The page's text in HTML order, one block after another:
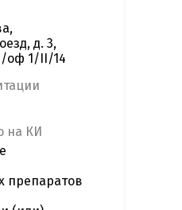
д. 3,
оф 1/II/14
на КИ
препаратов